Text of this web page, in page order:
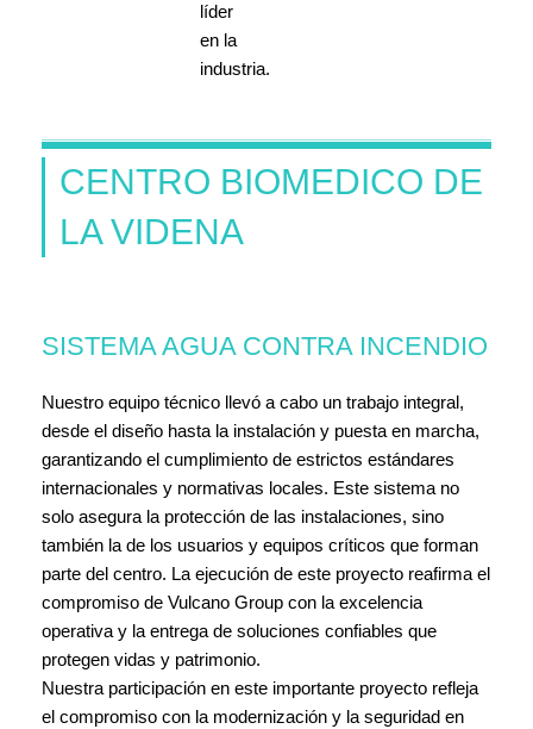
líder
en la
industria.
CENTRO BIOMEDICO DE
LA VIDENA
SISTEMA AGUA CONTRA INCENDIO
Nuestro equipo técnico llevó a cabo un trabajo integral,
desde el diseño hasta la instalación y puesta en marcha,
garantizando el cumplimiento de estrictos estándares
internacionales y normativas locales. Este sistema no
solo asegura la protección de las instalaciones, sino
también la de los usuarios y equipos críticos que forman
parte del centro. La ejecución de este proyecto reafirma el
compromiso de Vulcano Group con la excelencia
operativa y la entrega de soluciones confiables que
protegen vidas y patrimonio.
Nuestra participación en este importante proyecto refleja
el compromiso con la modernización y la seguridad en